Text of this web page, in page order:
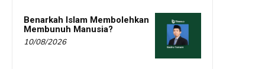
Benarkah Islam Membolehkan
Membunuh Manusia?
10/08/2026